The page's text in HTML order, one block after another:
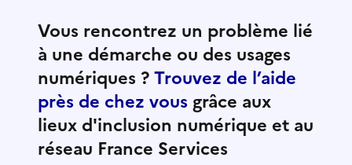
Vous rencontrez un problème lié
à une démarche ou des usages
numériques ?Trouvez de l’aide
près de chez vous grâce aux
lieux d'inclusion numérique et au
réseau France Services